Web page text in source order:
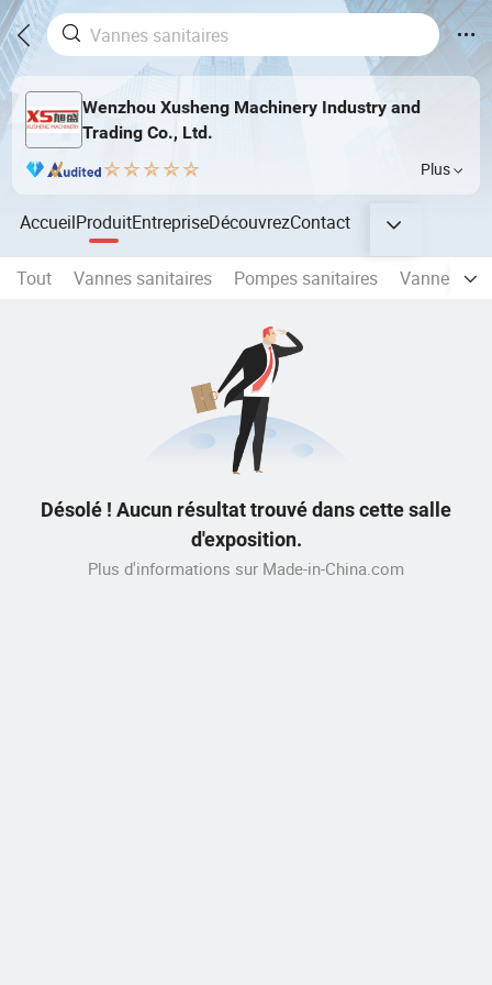
Wenzhou Xusheng Machinery Industry and
Trading Co., Ltd.
Plus
AccueilProduitEntrepriseDécouvrezContact
Tout Vannes sanitaires Pompes sanitaires Vannes
Désolé ! Aucun résultat trouvé dans cette salle
d'exposition.
Plus d'informations sur Made-in-China.com